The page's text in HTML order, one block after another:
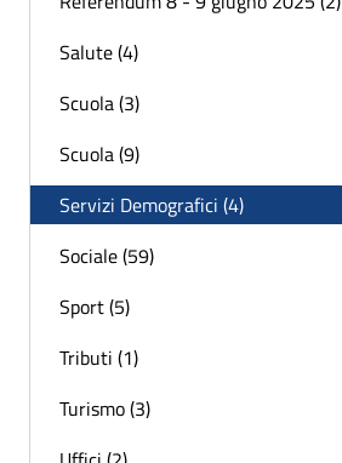
Salute (4)
Scuola (3)
Scuola (9)
Servizi Demografici (4)
Sociale (59)
Sport (5)
Tributi (1)
Turismo (3)